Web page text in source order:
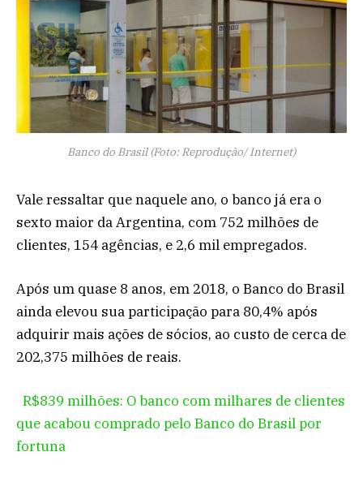
Banco do Brasil (Foto: Reprodução/ Internet)
Vale ressaltar que naquele ano, o banco já era o
sexto maior da Argentina, com 752 milhões de
clientes, 154 agências, e 2,6 mil empregados.
Após um quase 8 anos, em 2018, o Banco do Brasil
ainda elevou sua participação para 80,4% após
adquirir mais ações de sócios, ao custo de cerca de
202,375 milhões de reais.
R$839 milhões: O banco com milhares de clientes
que acabou comprado pelo Banco do Brasil por
fortuna